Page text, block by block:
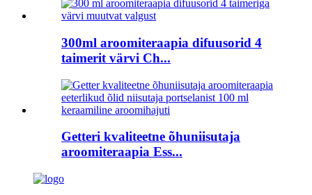
300ml aroomiteraapia difuusorid 4
taimerit värvi Ch...
Getteri kvaliteetne õhuniisutaja
aroomiteraapia Ess...